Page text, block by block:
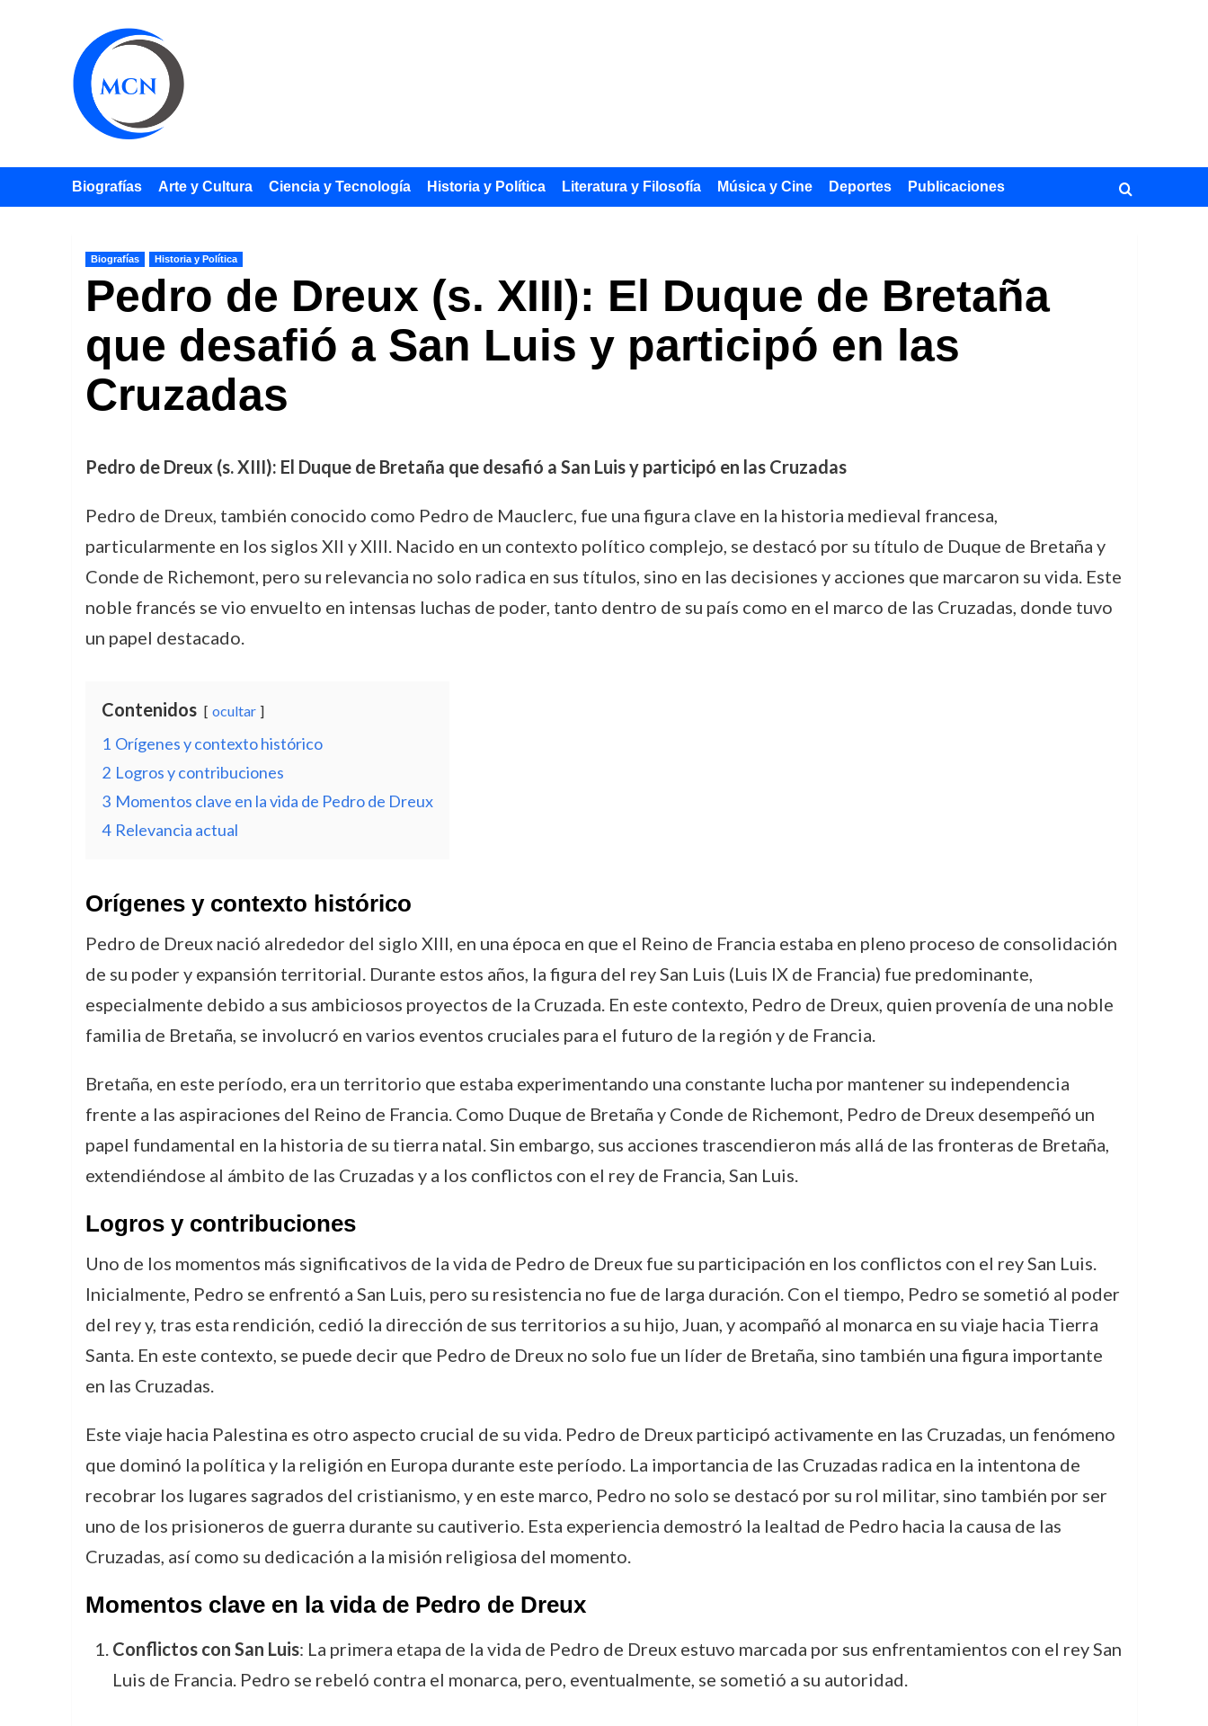
Biografías Arte y Cultura Ciencia y Tecnología Historia y Política Literatura y Filosofía Música y Cine Deportes Publicaciones
Biografías Historia y Política
Pedro de Dreux (s. XIII): El Duque de Bretaña
que desafió a San Luis y participó en las
Cruzadas
Pedro de Dreux (s. XIII): El Duque de Bretaña que desafió a San Luis y participó en las Cruzadas
Pedro de Dreux, también conocido como Pedro de Mauclerc, fue una figura clave en la historia medieval francesa,
particularmente en los siglos XII y XIII. Nacido en un contexto político complejo, se destacó por su título de Duque de Bretaña y
Conde de Richemont, pero su relevancia no solo radica en sus títulos, sino en las decisiones y acciones que marcaron su vida. Este
noble francés se vio envuelto en intensas luchas de poder, tanto dentro de su país como en el marco de las Cruzadas, donde tuvo
un papel destacado.
Contenidos ocultar
1 Orígenes y contexto histórico
2 Logros y contribuciones
3 Momentos clave en la vida de Pedro de Dreux
4 Relevancia actual
Orígenes y contexto histórico
Pedro de Dreux nació alrededor del siglo XIII, en una época en que el Reino de Francia estaba en pleno proceso de consolidación
de su poder y expansión territorial. Durante estos años, la figura del rey San Luis (Luis IX de Francia) fue predominante,
especialmente debido a sus ambiciosos proyectos de la Cruzada. En este contexto, Pedro de Dreux, quien provenía de una noble
familia de Bretaña, se involucró en varios eventos cruciales para el futuro de la región y de Francia.
Bretaña, en este período, era un territorio que estaba experimentando una constante lucha por mantener su independencia
frente a las aspiraciones del Reino de Francia. Como Duque de Bretaña y Conde de Richemont, Pedro de Dreux desempeñó un
papel fundamental en la historia de su tierra natal. Sin embargo, sus acciones trascendieron más allá de las fronteras de Bretaña,
extendiéndose al ámbito de las Cruzadas y a los conflictos con el rey de Francia, San Luis.
Logros y contribuciones
Uno de los momentos más significativos de la vida de Pedro de Dreux fue su participación en los conflictos con el rey San Luis.
Inicialmente, Pedro se enfrentó a San Luis, pero su resistencia no fue de larga duración. Con el tiempo, Pedro se sometió al poder
del rey y, tras esta rendición, cedió la dirección de sus territorios a su hijo, Juan, y acompañó al monarca en su viaje hacia Tierra
Santa. En este contexto, se puede decir que Pedro de Dreux no solo fue un líder de Bretaña, sino también una figura importante
en las Cruzadas.
Este viaje hacia Palestina es otro aspecto crucial de su vida. Pedro de Dreux participó activamente en las Cruzadas, un fenómeno
que dominó la política y la religión en Europa durante este período. La importancia de las Cruzadas radica en la intentona de
recobrar los lugares sagrados del cristianismo, y en este marco, Pedro no solo se destacó por su rol militar, sino también por ser
uno de los prisioneros de guerra durante su cautiverio. Esta experiencia demostró la lealtad de Pedro hacia la causa de las
Cruzadas, así como su dedicación a la misión religiosa del momento.
Momentos clave en la vida de Pedro de Dreux
Conflictos con San Luis: La primera etapa de la vida de Pedro de Dreux estuvo marcada por sus enfrentamientos con el rey San
Luis de Francia. Pedro se rebeló contra el monarca, pero, eventualmente, se sometió a su autoridad.